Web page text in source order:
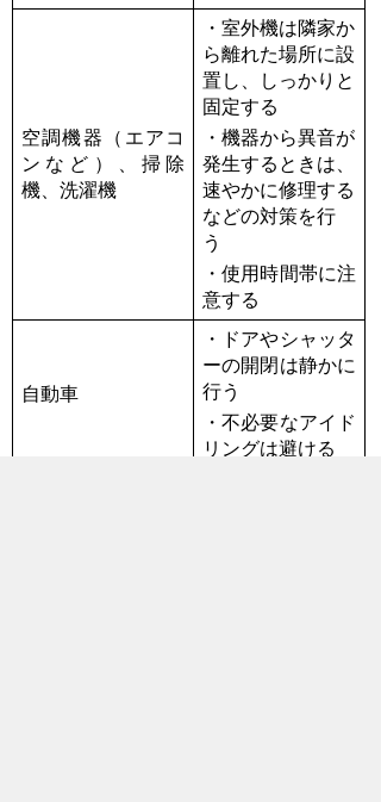
空調機器（エアコ
ンなど）、掃除
機、洗濯機
・室外機は隣家か
ら離れた場所に設
置し、しっかりと
固定する
・機器から異音が
発生するときは、
速やかに修理する
などの対策を行
う
・使用時間帯に注
意する
自動車
・ドアやシャッタ
ーの開閉は静かに
行う
・不必要なアイド
リングは避ける